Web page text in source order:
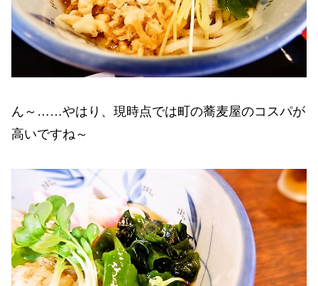
ん～……やはり、現時点では町の蕎麦屋のコスパが
高いですね～